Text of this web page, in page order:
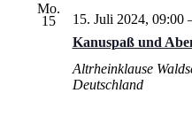
Mo.
15
Kanuspaß und
15. Juli 2024, 09:00
Altrheinklause
Deutschland